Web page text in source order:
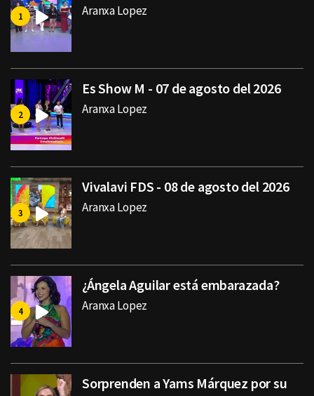
Aranxa Lopez
Es Show M - 07 de agosto del 2026
Aranxa Lopez
Vivalavi FDS - 08 de agosto del 2026
Aranxa Lopez
¿Ángela Aguilar está embarazada?
Aranxa Lopez
Sorprenden a Yams Márquez por su